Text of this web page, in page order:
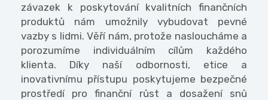
závazek k poskytování kvalitních finančních
produktů nám umožnily vybudovat pevné
vazby s lidmi. Věří nám, protože nasloucháme a
porozumíme individuálním cílům každého
klienta. Díky naší odbornosti, etice a
inovativnímu přístupu poskytujeme bezpečné
prostředí pro finanční růst a dosažení snů